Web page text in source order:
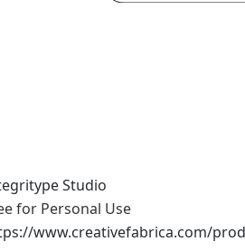
Studio
for Personal Use
www.creativefabrica.com/